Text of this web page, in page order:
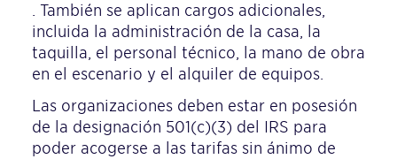
. También se aplican cargos adicionales,
incluida la administración de la casa, la
taquilla, el personal técnico, la mano de obra
en el escenario y el alquiler de equipos.
Las organizaciones deben estar en posesión
de la designación 501(c)(3) del IRS para
poder acogerse a las tarifas sin ánimo de